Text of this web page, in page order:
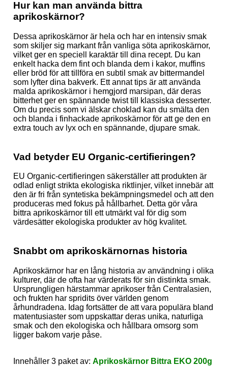
Hur kan man använda bittra
aprikoskärnor?
Dessa aprikoskärnor är hela och har en intensiv smak
som skiljer sig markant från vanliga söta aprikoskärnor,
vilket ger en speciell karaktär till dina recept. Du kan
enkelt hacka dem fint och blanda dem i kakor, muffins
eller bröd för att tillföra en subtil smak av bittermandel
som lyfter dina bakverk. Ett annat tips är att använda
malda aprikoskärnor i hemgjord marsipan, där deras
bitterhet ger en spännande twist till klassiska desserter.
Om du precis som vi älskar choklad kan du smälta den
och blanda i finhackade aprikoskärnor för att ge den en
extra touch av lyx och en spännande, djupare smak.
Vad betyder EU Organic-certifieringen?
EU Organic-certifieringen säkerställer att produkten är
odlad enligt strikta ekologiska riktlinjer, vilket innebär att
den är fri från syntetiska bekämpningsmedel och att den
produceras med fokus på hållbarhet. Detta gör våra
bittra aprikoskärnor till ett utmärkt val för dig som
värdesätter ekologiska produkter av hög kvalitet.
Snabbt om aprikoskärnornas historia
Aprikoskärnor har en lång historia av användning i olika
kulturer, där de ofta har värderats för sin distinkta smak.
Ursprungligen härstammar aprikoser från Centralasien,
och frukten har spridits över världen genom
århundradena. Idag fortsätter de att vara populära bland
matentusiaster som uppskattar deras unika, naturliga
smak och den ekologiska och hållbara omsorg som
ligger bakom varje påse.
Innehåller 3 paket av: Aprikoskärnor Bittra EKO 200g